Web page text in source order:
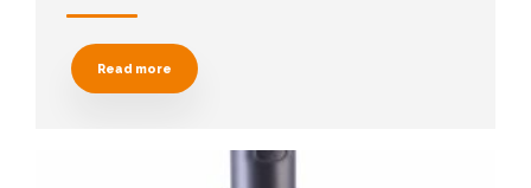
Read more